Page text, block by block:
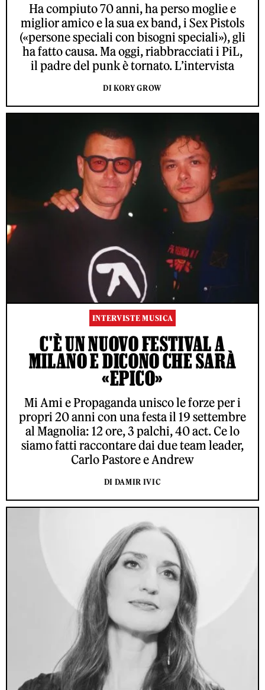
Ha compiuto 70 anni, ha perso moglie e
miglior amico e la sua ex band, i Sex Pistols
(«persone speciali con bisogni speciali»), gli
ha fatto causa. Ma oggi, riabbracciati i PiL,
il padre del punk è tornato. L’intervista
DI KORY GROW
INTERVISTE MUSICA
C'È UN NUOVO FESTIVAL A
MILANO E DICONO CHE SARÀ
«EPICO»
Mi Ami e Propaganda unisco le forze per i
propri 20 anni con una festa il 19 settembre
al Magnolia: 12 ore, 3 palchi, 40 act. Ce lo
siamo fatti raccontare dai due team leader,
Carlo Pastore e Andrew
DI DAMIR IVIC